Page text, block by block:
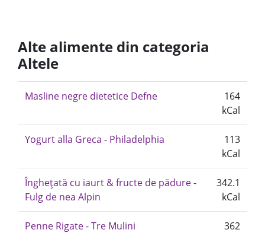
Alte alimente din categoria
Altele
Masline negre dietetice Defne
164
kCal
Yogurt alla Greca - Philadelphia
113
kCal
Înghețată cu iaurt & fructe de pădure -
Fulg de nea Alpin
342.1
kCal
Penne Rigate - Tre Mulini
362